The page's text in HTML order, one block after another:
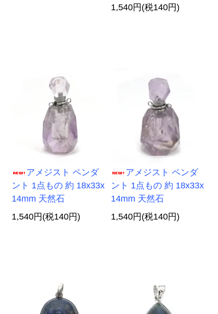
1,540円(税140円)
アメジスト ペンダ
ント 1点もの 約 18x33x
14mm 天然石
1,540円(税140円)
アメジスト ペンダ
ント 1点もの 約 18x33x
14mm 天然石
1,540円(税140円)